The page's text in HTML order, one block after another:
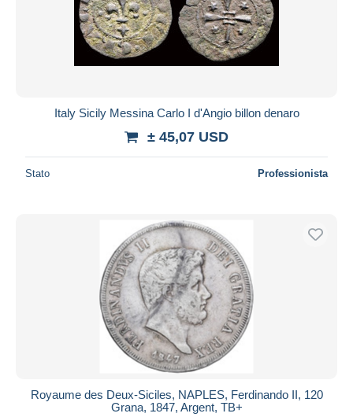
Italy Sicily Messina Carlo I d'Angio billon denaro
± 45,07 USD
Stato Professionista
Royaume des Deux-Siciles, NAPLES, Ferdinando II, 120
Grana, 1847, Argent, TB+